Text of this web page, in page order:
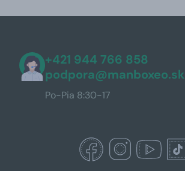
+421 944 766 858
podpora@manboxeo.sk
Po-Pia 8:30-17